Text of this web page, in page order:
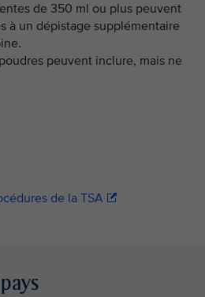
de 350 ml ou plus peuvent
à un dépistage supplémentaire
peuvent inclure, mais ne
de la TSA